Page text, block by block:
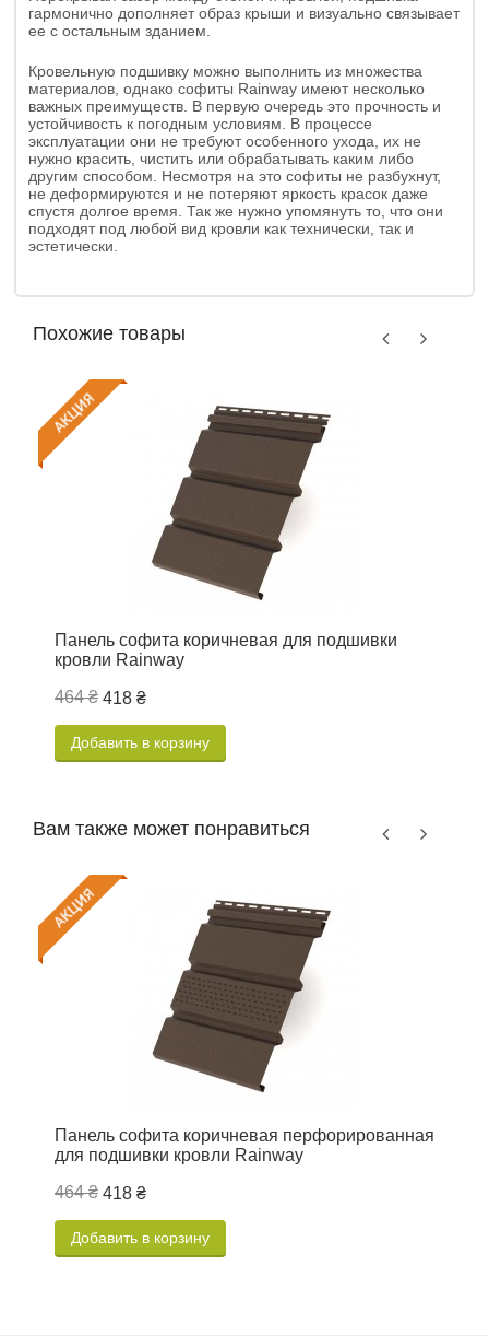
гармонично дополняет образ крыши и визуально связывает
ее с остальным зданием.
Кровельную подшивку можно выполнить из множества
материалов, однако софиты Rainway имеют несколько
важных преимуществ. В первую очередь это прочность и
устойчивость к погодным условиям. В процессе
эксплуатации они не требуют особенного ухода, их не
нужно красить, чистить или обрабатывать каким либо
другим способом. Несмотря на это софиты не разбухнут,
не деформируются и не потеряют яркость красок даже
спустя долгое время. Так же нужно упомянуть то, что они
подходят под любой вид кровли как технически, так и
эстетически.
Похожие товары
Панель софита коричневая для подшивки
кровли Rainway
464 ₴ 418 ₴
Добавить в корзину
Вам также может понравиться
Панель софита коричневая перфорированная
для подшивки кровли Rainway
464 ₴ 418 ₴
Добавить в корзину